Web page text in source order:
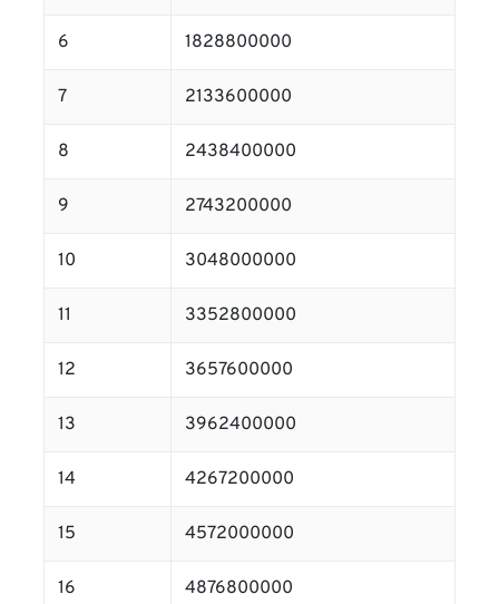
6 1828800000
7 2133600000
8 2438400000
9 2743200000
10 3048000000
11 3352800000
12 3657600000
13 3962400000
14 4267200000
15 4572000000
16 4876800000